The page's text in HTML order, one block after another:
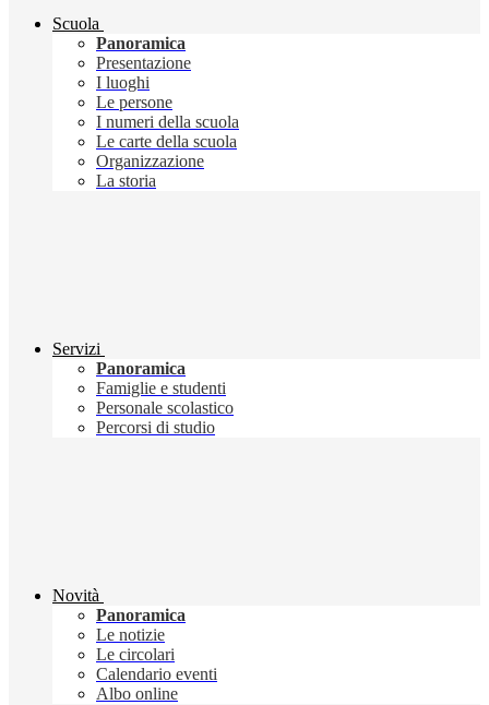
Scuola
Panoramica
Presentazione
I luoghi
Le persone
I numeri della scuola
Le carte della scuola
Organizzazione
La storia
Servizi
Panoramica
Famiglie e studenti
Personale scolastico
Percorsi di studio
Novità
Panoramica
Le notizie
Le circolari
Calendario eventi
Albo online